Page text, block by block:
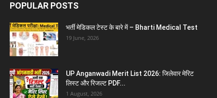
POPULAR POSTS
भर्ती मेडिकल टेस्ट के बारे में – Bharti Medical Test
19 June, 2026
UP Anganwadi Merit List 2026: जिलेवार मेरिट
लिस्ट और रिजल्ट PDF...
1 August, 2026